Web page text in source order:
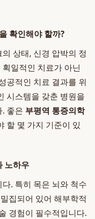
확인해야 할까?
상태, 신경 압박의 정
일적인 치료가 아닌
공적인 치료 결과를 위
시스템을 갖춘 병원을
좋은 부평역 통증의학
할 몇 가지 기준이 있
노하우
. 특히 목은 뇌와 척수
집되어 있어 해부학적
경험이 필수적입니다.